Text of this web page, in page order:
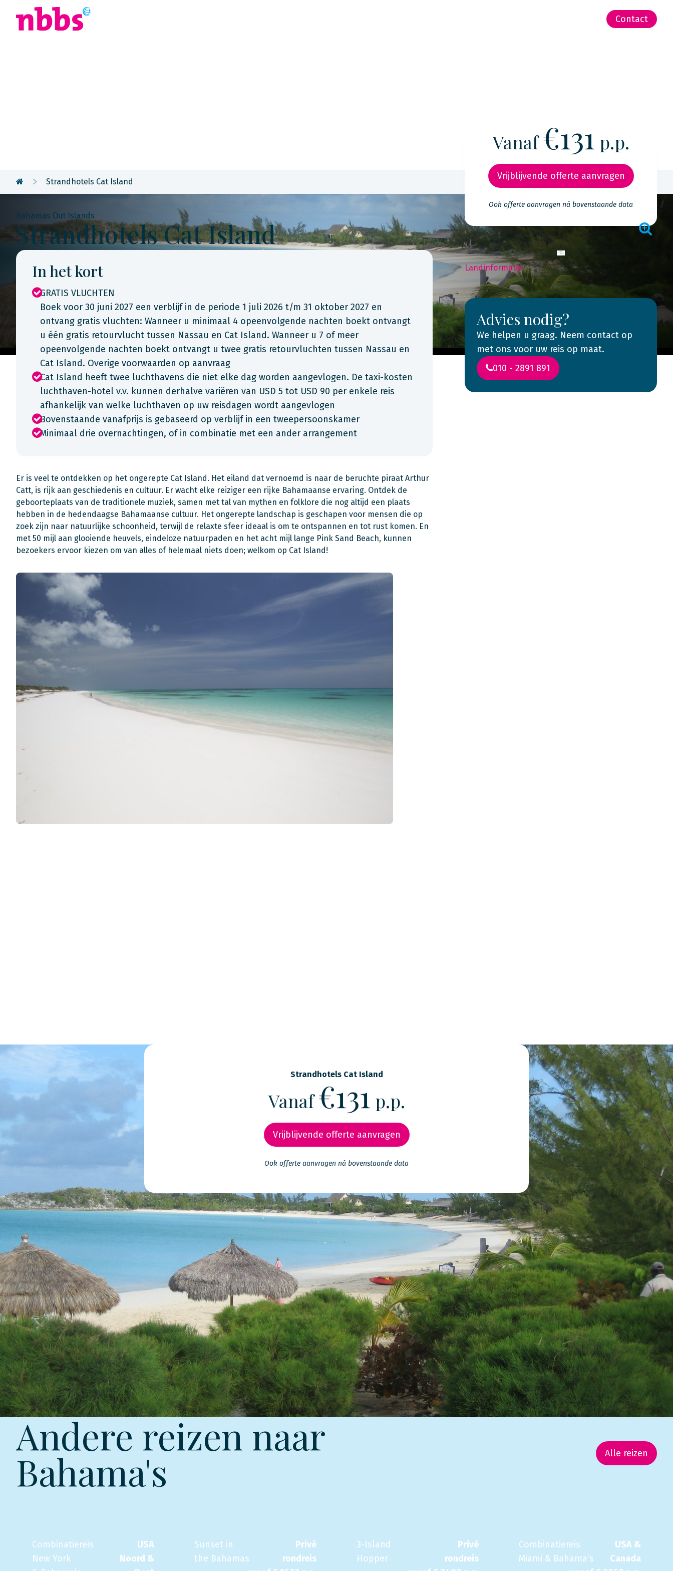
Contact
Strandhotels Cat Island
Bahamas Out Islands
Strandhotels Cat Island
In het kort
GRATIS VLUCHTEN
Boek voor 30 juni 2027 een verblijf in de periode 1 juli 2026 t/m 31 oktober 2027 en
ontvang gratis vluchten: Wanneer u minimaal 4 opeenvolgende nachten boekt ontvangt
u één gratis retourvlucht tussen Nassau en Cat Island. Wanneer u 7 of meer
opeenvolgende nachten boekt ontvangt u twee gratis retourvluchten tussen Nassau en
Cat Island. Overige voorwaarden op aanvraag
Cat Island heeft twee luchthavens die niet elke dag worden aangevlogen. De taxi-kosten
luchthaven-hotel v.v. kunnen derhalve variëren van USD 5 tot USD 90 per enkele reis
afhankelijk van welke luchthaven op uw reisdagen wordt aangevlogen
Bovenstaande vanafprijs is gebaseerd op verblijf in een tweepersoonskamer
Minimaal drie overnachtingen, of in combinatie met een ander arrangement
Er is veel te ontdekken op het ongerepte Cat Island. Het eiland dat vernoemd is naar de beruchte piraat Arthur
Catt, is rijk aan geschiedenis en cultuur. Er wacht elke reiziger een rijke Bahamaanse ervaring. Ontdek de
geboorteplaats van de traditionele muziek, samen met tal van mythen en folklore die nog altijd een plaats
hebben in de hedendaagse Bahamaanse cultuur. Het ongerepte landschap is geschapen voor mensen die op
zoek zijn naar natuurlijke schoonheid, terwijl de relaxte sfeer ideaal is om te ontspannen en tot rust komen. En
met 50 mijl aan glooiende heuvels, eindeloze natuurpaden en het acht mijl lange Pink Sand Beach, kunnen
bezoekers ervoor kiezen om van alles of helemaal niets doen; welkom op Cat Island!
Vanaf€131 p.p.
Vrijblijvende offerte aanvragen
Ook offerte aanvragen ná bovenstaande data
Landinformatie
Advies nodig?
We helpen u graag. Neem contact op
met ons voor uw reis op maat.
010 - 2891 891
Strandhotels Cat Island
Vanaf€131 p.p.
Vrijblijvende offerte aanvragen
Ook offerte aanvragen ná bovenstaande data
Andere reizen naar
Bahama's Alle reizen
Combinatiereis
New York
USA
Noord &
Sunset in
the Bahamas
Privé
rondreis
3-Island
Hopper
Privé
rondreis
Combinatiereis
Miami & Bahama’s
USA &
Canada